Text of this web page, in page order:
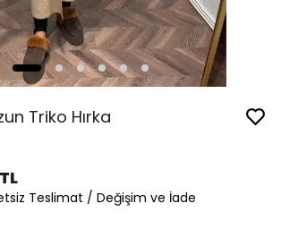
Triko Hırka
Teslimat / Değişim ve İade